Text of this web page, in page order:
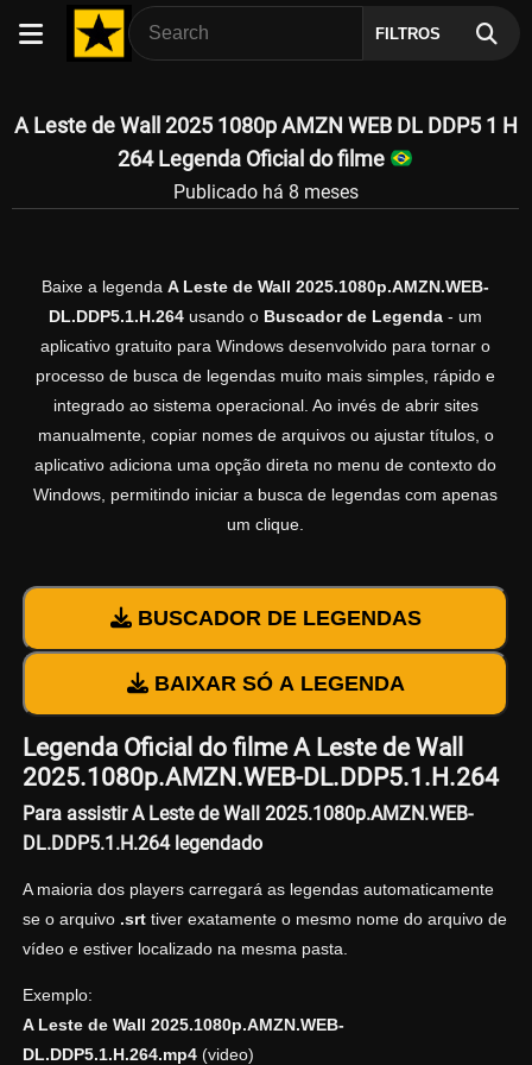
FILTROS
A Leste de Wall 2025 1080p AMZN WEB DL DDP5 1 H
264 Legenda Oficial do filme
Publicado há 8 meses
Baixe a legenda A Leste de Wall 2025.1080p.AMZN.WEB-
DL.DDP5.1.H.264 usando o Buscador de Legenda - um
aplicativo gratuito para Windows desenvolvido para tornar o
processo de busca de legendas muito mais simples, rápido e
integrado ao sistema operacional. Ao invés de abrir sites
manualmente, copiar nomes de arquivos ou ajustar títulos, o
aplicativo adiciona uma opção direta no menu de contexto do
Windows, permitindo iniciar a busca de legendas com apenas
um clique.
BUSCADOR DE LEGENDAS
BAIXAR SÓ A LEGENDA
Legenda Oficial do filme A Leste de Wall
2025.1080p.AMZN.WEB-DL.DDP5.1.H.264
Para assistir A Leste de Wall 2025.1080p.AMZN.WEB-
DL.DDP5.1.H.264 legendado
A maioria dos players carregará as legendas automaticamente
se o arquivo .srttiver exatamente o mesmo nome do arquivo de
vídeo e estiver localizado na mesma pasta.
Exemplo:
A Leste de Wall 2025.1080p.AMZN.WEB-
DL.DDP5.1.H.264.mp4(video)